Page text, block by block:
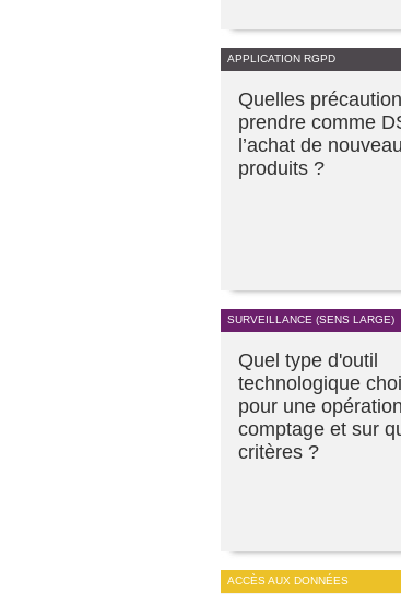
APPLICATION RGPD
Quelles
prendre comme
l’achat de
produits ?
SURVEILLANCE (SENS LARGE)
Quel type d'outil
technologique
pour une
comptage et sur
critères ?
ACCÈS AUX DONNÉES